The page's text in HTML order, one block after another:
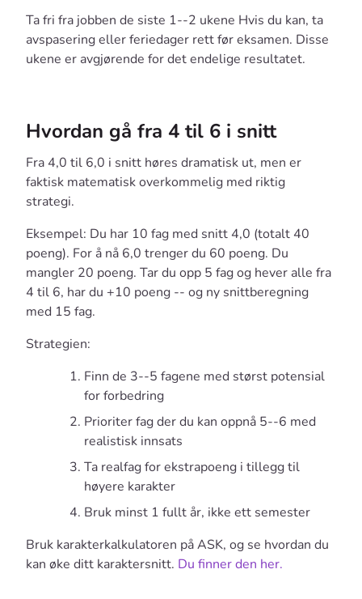
Ta fri fra jobben de siste 1--2 ukene Hvis du kan, ta
avspasering eller feriedager rett før eksamen. Disse
ukene er avgjørende for det endelige resultatet.
Hvordan gå fra 4 til 6 i snitt
Fra 4,0 til 6,0 i snitt høres dramatisk ut, men er
faktisk matematisk overkommelig med riktig
strategi.
Eksempel: Du har 10 fag med snitt 4,0 (totalt 40
poeng). For å nå 6,0 trenger du 60 poeng. Du
mangler 20 poeng. Tar du opp 5 fag og hever alle fra
4 til 6, har du +10 poeng -- og ny snittberegning
med 15 fag.
Strategien:
Finn de 3--5 fagene med størst potensial
for forbedring
Prioriter fag der du kan oppnå 5--6 med
realistisk innsats
Ta realfag for ekstrapoeng i tillegg til
høyere karakter
Bruk minst 1 fullt år, ikke ett semester
Bruk karakterkalkulatoren på ASK, og se hvordan du
kan øke ditt karaktersnitt. Du finner den her.